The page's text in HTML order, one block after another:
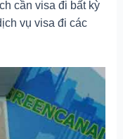
cần visa đi bất kỳ
vụ visa đi các